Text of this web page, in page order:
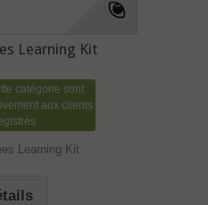
Learning Kit
catégorie sont
aux clients
Learning Kit